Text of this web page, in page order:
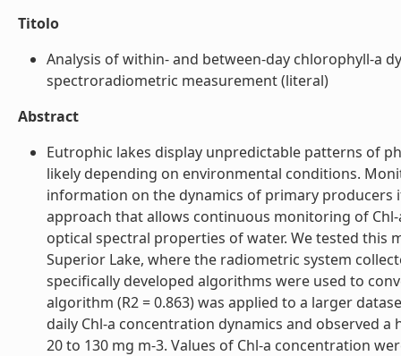
Titolo
Analysis of within- and between-day chlorophyll-a
spectroradiometric measurement (literal)
Abstract
Eutrophic lakes display unpredictable patterns of
likely depending on environmental conditions.
information on the dynamics of primary
approach that allows continuous monitoring of
optical spectral properties of water. We tested
Superior Lake, where the radiometric system
specifically developed algorithms were used to
algorithm (R2 = 0.863) was applied to a larger
daily Chl-a concentration dynamics and observed
20 to 130 mg m-3. Values of Chl-a concentration